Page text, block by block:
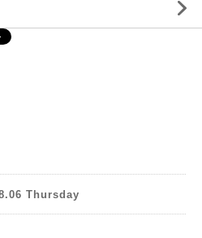
Thursday